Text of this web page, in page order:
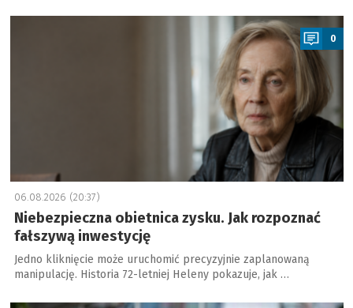
a
0
06.08.2026 (20:37)
Niebezpieczna obietnica zysku. Jak rozpoznać
fałszywą inwestycję
Jedno kliknięcie może uruchomić precyzyjnie zaplanowaną
manipulację. Historia 72-letniej Heleny pokazuje, jak …
a